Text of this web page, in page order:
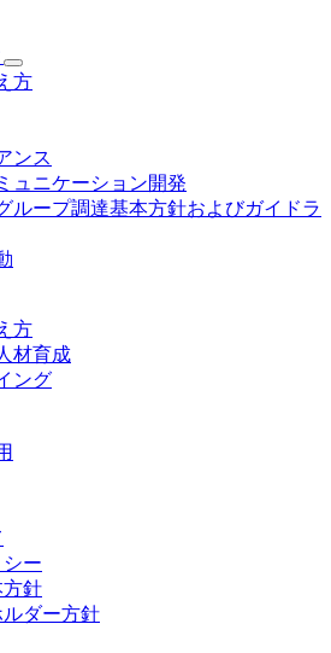
方
ンス
ュニケーション開発
ループ調達基本方針およびガイドラ
方
材育成
ング
ー
針
ダー方針